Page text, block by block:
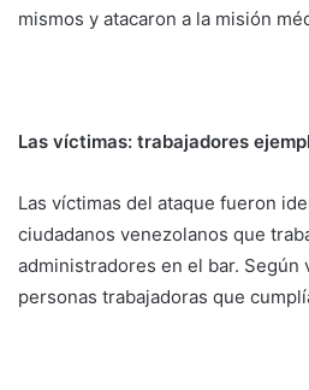
mismos y atacaron a la misión
Las víctimas: trabajadores
Las víctimas del ataque fueron
ciudadanos venezolanos que
administradores en el bar. Según
personas trabajadoras que